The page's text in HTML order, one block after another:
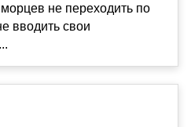
не переходить по
вводить свои